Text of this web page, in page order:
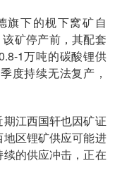
旗下的枧下窝矿自
矿停产前，其配套
1万吨的碳酸锂供
度持续无法复产，
江西国轩也因矿证
区锂矿供应可能进
的供应冲击，正在